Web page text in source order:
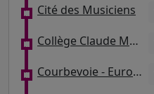
Cité des Musiciens
Collège Claude Monet
Courbevoie - Europe